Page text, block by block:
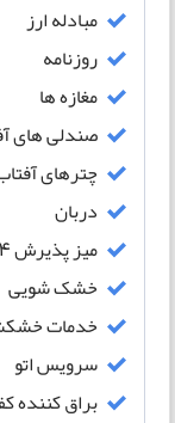
مبادله ارز
روزنامه
مغازه ها
صندلی های
چترهای
دربان
میز پذیرش 24 ساعته
خشک شویی
خدمات
سرویس اتو
براق کننده